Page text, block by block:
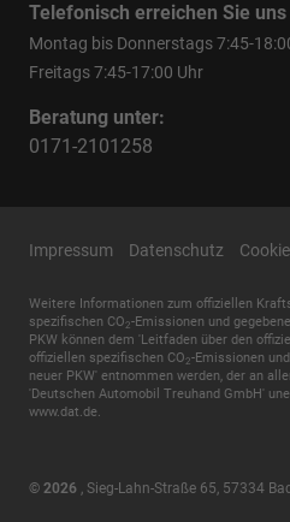
Telefonisch erreichen Sie uns
Montag bis Donnerstags 7:45-
Freitags 7:45-17:00 Uhr
Beratung unter:
0171-2101258
Impressum Datenschutz
Weitere Informationen zum offiziellen
spezifischen CO2-Emissionen und
PKW können dem 'Leitfaden über den
offiziellen spezifischen CO2-Emissionen
neuer PKW' entnommen werden, der an
'Deutschen Automobil Treuhand GmbH'
www.dat.de.
© 2026 , Sieg-Lahn-Straße 65, 57334